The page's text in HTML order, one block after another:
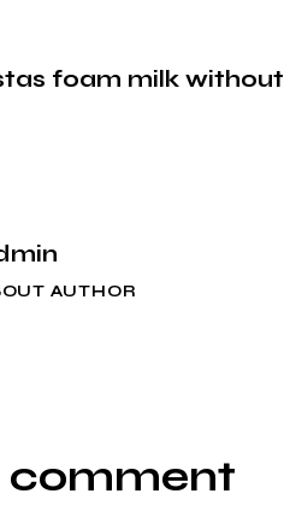
foam milk without
AUTHOR
comment